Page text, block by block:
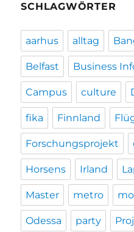
SCHLAGWÖRTER
aarhus alltag
Belfast Business
Campus culture
fika Finnland
Forschungsprojekt
Horsens Irland
Master metro
Odessa party